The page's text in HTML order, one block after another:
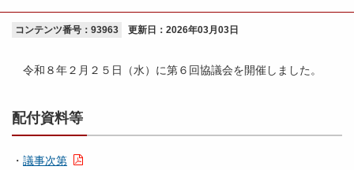
コンテンツ番号：93963 更新日： 2026年03月03日
令和８年２月２５日（水）に第６回協議会を開催しました。
配付資料等
・ 議事次第